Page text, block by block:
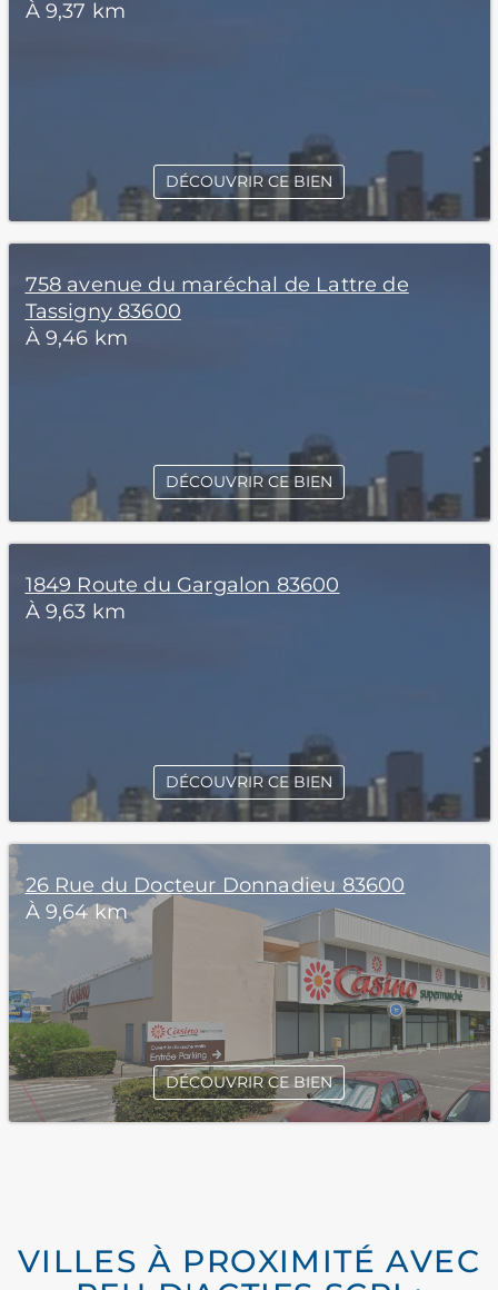
À 9,37 km
DÉCOUVRIR CE BIEN
758 avenue du maréchal de Lattre de
Tassigny 83600
À 9,46 km
DÉCOUVRIR CE BIEN
1849 Route du Gargalon 83600
À 9,63 km
DÉCOUVRIR CE BIEN
26 Rue du Docteur Donnadieu 83600
À 9,64 km
DÉCOUVRIR CE BIEN
VILLES À PROXIMITÉ AVEC